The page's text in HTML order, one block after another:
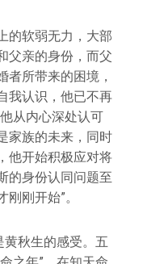
的软弱无力，大部
父亲的身份，而父
者所带来的困境，
我认识，他已不再
从内心深处认可
家族的未来，同时
他开始积极应对将
的身份认同问题至
刚开始”。
黄秋生的感受。五